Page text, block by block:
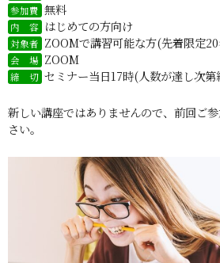
参加費 無料
内 容 はじめての方向け
対象者 ZOOMで講習可能な方(先着限定
会 場 ZOOM
締 切 セミナー当日17時(人数が達し次第
新しい講座ではありませんので、前回ご
さい。